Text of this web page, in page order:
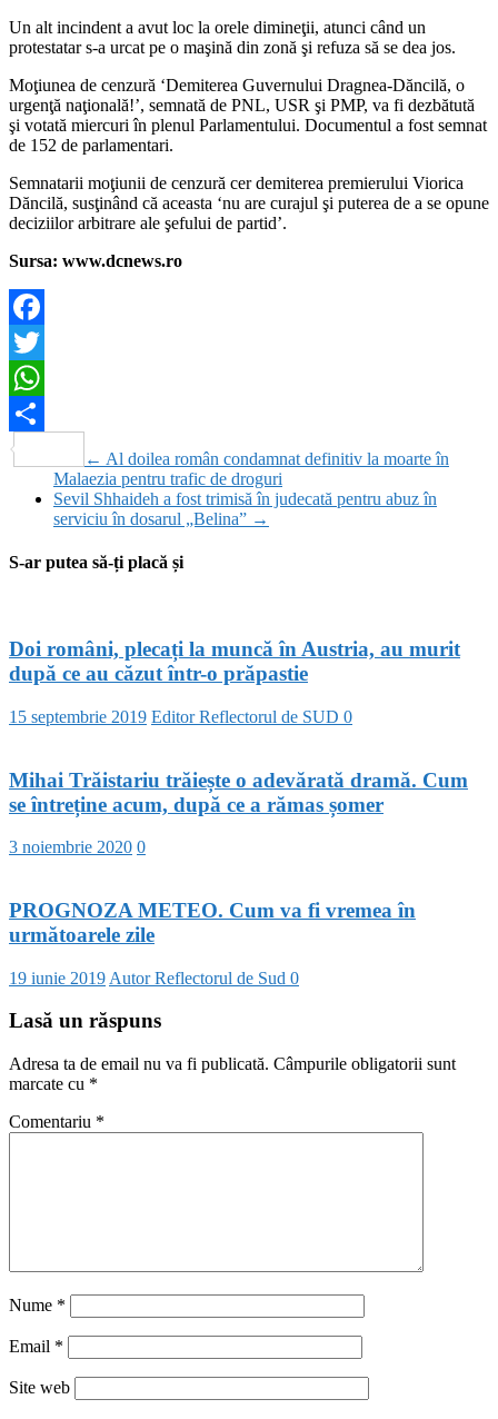
Un alt incindent a avut loc la orele dimineţii, atunci când un
protestatar s-a urcat pe o maşină din zonă şi refuza să se dea jos.
Moţiunea de cenzură ‘Demiterea Guvernului Dragnea-Dăncilă, o
urgenţă naţională!’, semnată de PNL, USR şi PMP, va fi dezbătută
şi votată miercuri în plenul Parlamentului. Documentul a fost semnat
de 152 de parlamentari.
Semnatarii moţiunii de cenzură cer demiterea premierului Viorica
Dăncilă, susţinând că aceasta ‘nu are curajul şi puterea de a se opune
deciziilor arbitrare ale şefului de partid’.
Sursa: www.dcnews.ro
Facebook
Twitter
WhatsApp
Partajează
← Al doilea român condamnat definitiv la moarte în
Malaezia pentru trafic de droguri
Sevil Shhaideh a fost trimisă în judecată pentru abuz în
serviciu în dosarul „Belina” →
S-ar putea să-ți placă și
Doi români, plecați la muncă în Austria, au murit
după ce au căzut într-o prăpastie
15 septembrie 2019 Editor Reflectorul de SUD 0
Mihai Trăistariu trăiește o adevărată dramă. Cum
se întreține acum, după ce a rămas șomer
3 noiembrie 2020 0
PROGNOZA METEO. Cum va fi vremea în
următoarele zile
19 iunie 2019 Autor Reflectorul de Sud 0
Lasă un răspuns
Adresa ta de email nu va fi publicată. Câmpurile obligatorii sunt
marcate cu *
Comentariu *
Nume *
Email *
Site web